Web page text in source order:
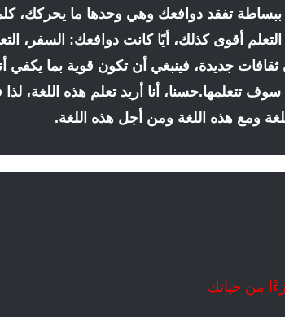
ببساطة تفقد دوافعك وهي وحدها ما يحركك،
أقوى كذلك، أيًا كانت دوافعك: السفر،
ثقافات جديدة، فينبغي أن تكون قوية بما يكفي
سوف تتعلمها.حسنا، أنا أريد تعلم هذه اللغة،
ومع هذه اللغة ومن أجل هذه اللغة.